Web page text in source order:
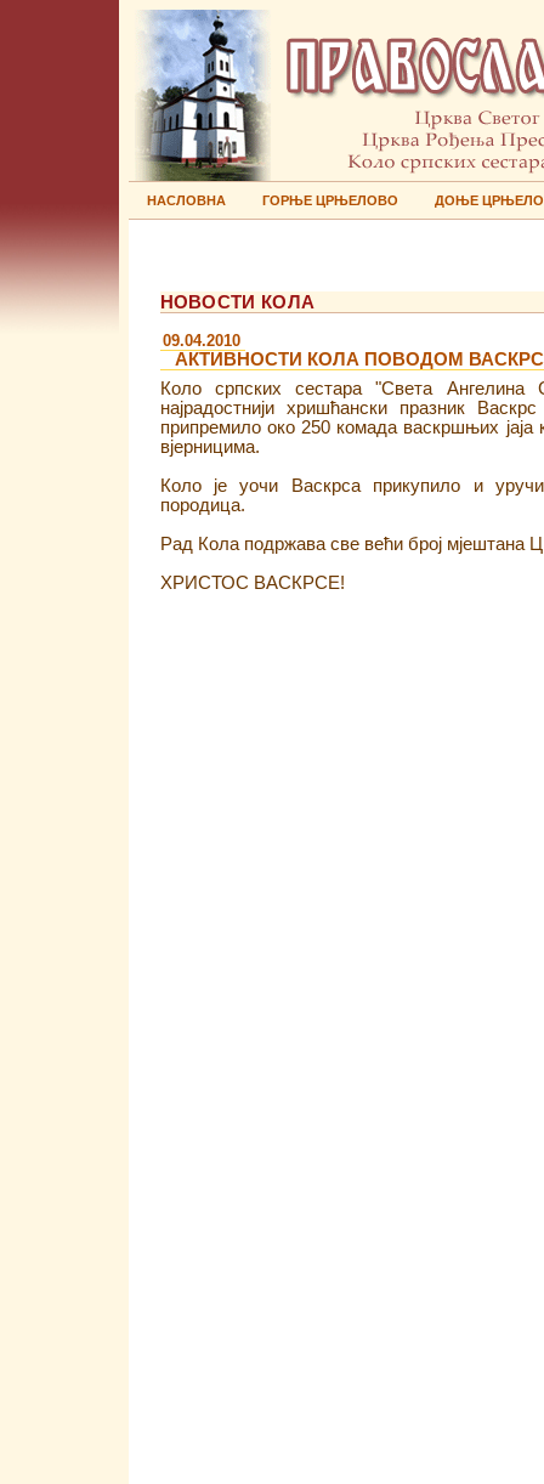
НАСЛОВНА ГОРЊЕ ЦРЊЕЛОВО ДОЊЕ
НОВОСТИ КОЛА
09.04.2010
АКТИВНОСТИ КОЛА ПОВОДОМ
Коло српских сестара "Света
најрадостнији хришћански празник
припремило око 250 комада васкршњих јаја
вјерницима.
Коло је уочи Васкрса прикупило и
породица.
Рад Кола подржава све већи број мјештана
ХРИСТОС ВАСКРСЕ!